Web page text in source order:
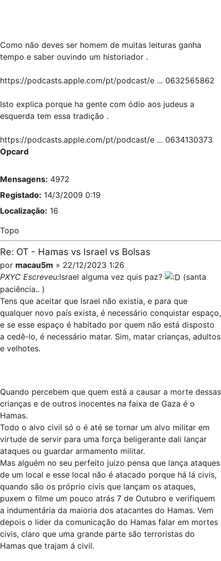
Como não deves ser homem de muitas leituras ganha
tempo e saber ouvindo um historiador .
https://podcasts.apple.com/pt/podcast/e ... 0632565862
Isto explica porque ha gente com ódio aos judeus a
esquerda tem essa tradição .
https://podcasts.apple.com/pt/podcast/e ... 0634130373
Opcard
Mensagens: 4972
Registado: 14/3/2009 0:19
Localização: 16
Topo
Re: OT - Hamas vs Israel vs Bolsas
por macau5m » 22/12/2023 1:26
PXYC Escreveu:Israel alguma vez quis paz?
(santa
paciência.. )
Tens que aceitar que Israel não existia, e para que
qualquer novo país exista, é necessário conquistar espaço,
e se esse espaço é habitado por quem não está disposto
a cedê-lo, é necessário matar. Sim, matar crianças, adultos
e velhotes.
Quando percebem que quem está a causar a morte dessas
crianças e de outros inocentes na faixa de Gaza é o
Hamas.
Todo o alvo civil só o é até se tornar um alvo militar em
virtude de servir para uma força beligerante dali lançar
ataques ou guardar armamento militar.
Mas alguém no seu perfeito juizo pensa que lança ataques
de um local e esse local não é atacado porque há lá civis,
quando são os próprio civis que lançam os ataques,
puxem o filme um pouco atrás 7 de Outubro e verifiquem
a indumentária da maioria dos atacantes do Hamas. Vem
depois o lider da comunicação do Hamas falar em mortes
civis, claro que uma grande parte são terroristas do
Hamas que trajam á civil.